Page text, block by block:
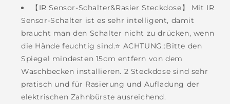
【IR Sensor-Schalter&Rasier Steckdose】 Mit IR
Sensor-Schalter ist es sehr intelligent, damit
braucht man den Schalter nicht zu drücken, wenn
die Hände feuchtig sind.⭐ ACHTUNG::Bitte den
Spiegel mindesten 15cm entfern von dem
Waschbecken installieren. 2 Steckdose sind sehr
pratisch und für Rasierung und Aufladung der
elektrischen Zahnbürste ausreichend.